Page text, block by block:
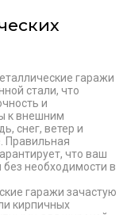
гаражи
стали, что
и
к внешним
снег, ветер и
Правильная
что ваш
необходимости в
гаражи зачастую
кирпичных